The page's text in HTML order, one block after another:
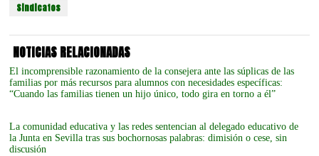
Sindicatos
NOTICIAS RELACIONADAS
El incomprensible razonamiento de la consejera ante las súplicas de las
familias por más recursos para alumnos con necesidades específicas:
“Cuando las familias tienen un hijo único, todo gira en torno a él”
La comunidad educativa y las redes sentencian al delegado educativo de
la Junta en Sevilla tras sus bochornosas palabras: dimisión o cese, sin
discusión